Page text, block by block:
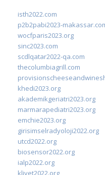
isth2022.com
p2b2pabi2023-
wocfparis2023.org
sinc2023.com
scdlqatar2022-qa.com
thecolumbiagrill.com
khedi2023.org
akademikgeriatri2023.org
marmarapediatri2023.org
emchie2023.org
girisimselradyoloji2022.org
utcd2022.org
biosensor2022.org
ialp2022.org
klivet2022.org